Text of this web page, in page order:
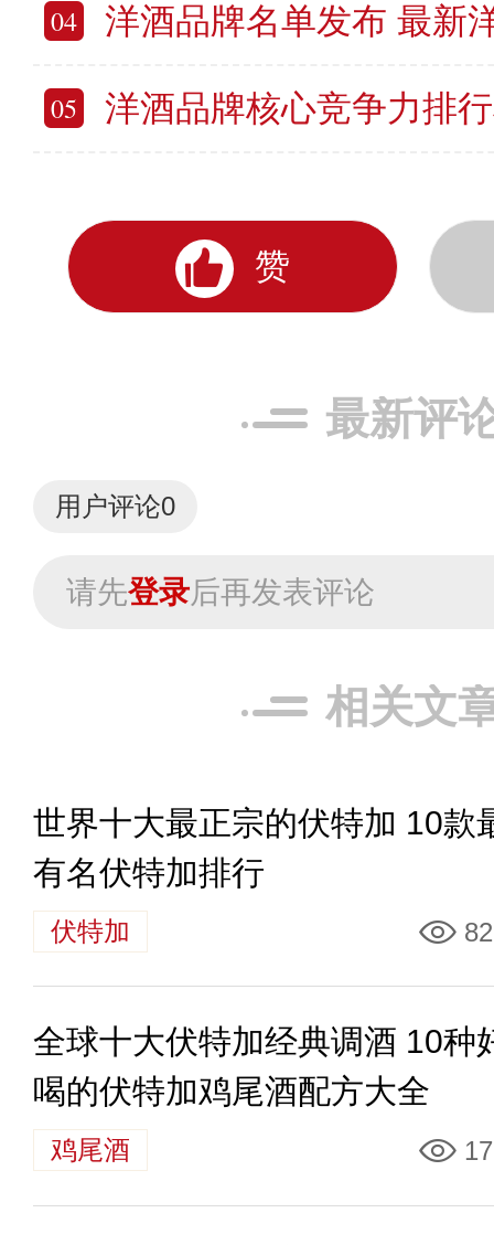
04 洋酒品牌名单发布 最新
05 洋酒品牌核心竞争力排行榜 10个
赞
最新评
用户评论0
请先登录后再发表评论
相关文
世界十大最正宗的伏特加 10款
有名伏特加排行
伏特加
全球十大伏特加经典调酒 10种
喝的伏特加鸡尾酒配方大全
鸡尾酒